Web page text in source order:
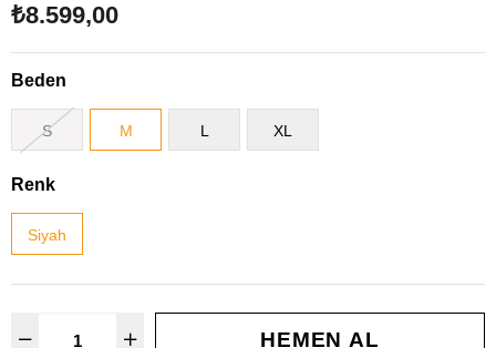
₺8.599,00
Beden
S M L XL
Renk
Siyah